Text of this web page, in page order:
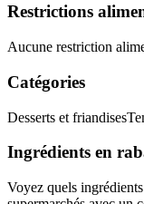
Restrictions
Aucune restriction
Catégories
Desserts et friandises
Ingrédients en
Voyez quels